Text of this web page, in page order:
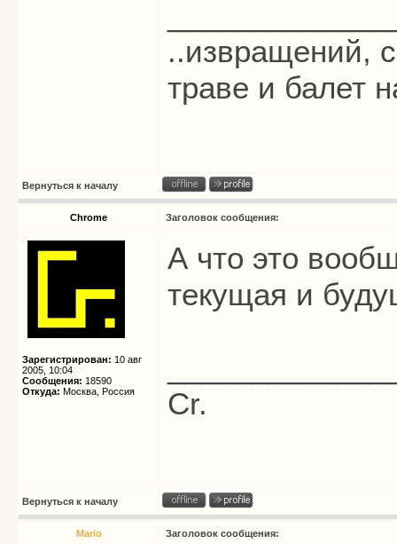
..извращений,
траве и балет
Вернуться к началу
Chrome Заголовок сообщения:
Зарегистрирован: 10 авг
2005, 10:04
Сообщения: 18590
Откуда: Москва, Россия
А что это
текущая и
Cr.
Вернуться к началу
Mario Заголовок сообщения: